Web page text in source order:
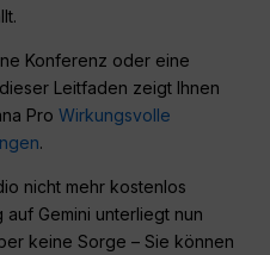
Konferenz oder eine
Leitfaden zeigt Ihnen
ProWirkungsvolle
.
nicht mehr kostenlos
Gemini unterliegt nun
keine Sorge – Sie können